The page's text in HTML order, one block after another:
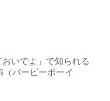
いでよ」で知られる
（バービーボーイ